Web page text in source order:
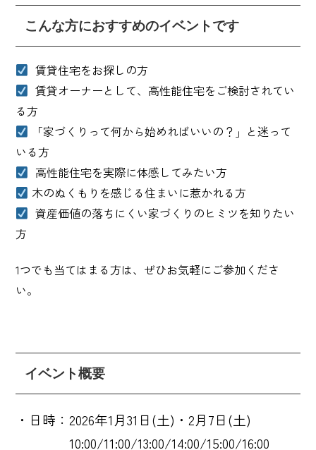
こんな方におすすめのイベントです
賃貸住宅をお探しの方
賃貸オーナーとして、高性能住宅をご検討されてい
る方
「家づくりって何から始めればいいの？」と迷って
いる方
高性能住宅を実際に体感してみたい方
木のぬくもりを感じる住まいに惹かれる方
資産価値の落ちにくい家づくりのヒミツを知りたい
方
1つでも当てはまる方は、ぜひお気軽にご参加くださ
い。
イベント概要
・日時：2026年1月31日(土)・2月7日(土)
10:00/11:00/13:00/14:00/15:00/16:00